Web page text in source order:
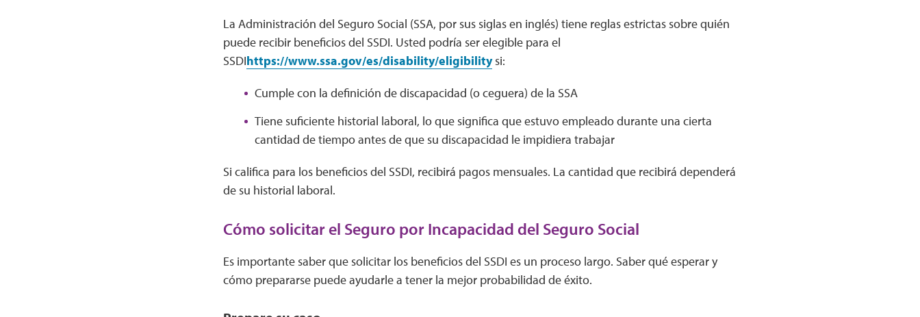
La Administración del Seguro Social (SSA, por sus siglas en inglés) tiene reglas estrictas sobre quién
puede recibir beneficios del SSDI. Usted podría ser elegible para el
SSDIhttps://www.ssa.gov/es/disability/eligibilitysi:
Cumple con la definición de discapacidad (o ceguera) de la SSA
Tiene suficiente historial laboral, lo que significa que estuvo empleado durante una cierta
cantidad de tiempo antes de que su discapacidad le impidiera trabajar
Si califica para los beneficios del SSDI, recibirá pagos mensuales. La cantidad que recibirá dependerá
de su historial laboral.
Cómo solicitar el Seguro por Incapacidad del Seguro Social
Es importante saber que solicitar los beneficios del SSDI es un proceso largo. Saber qué esperar y
cómo prepararse puede ayudarle a tener la mejor probabilidad de éxito.